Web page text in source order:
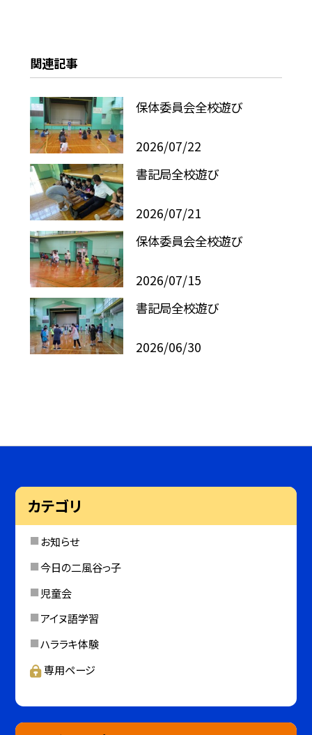
関連記事
保体委員会全校遊び
2026/07/22
書記局全校遊び
2026/07/21
保体委員会全校遊び
2026/07/15
書記局全校遊び
2026/06/30
カテゴリ
お知らせ
今日の二風谷っ子
児童会
アイヌ語学習
ハララキ体験
専用ページ